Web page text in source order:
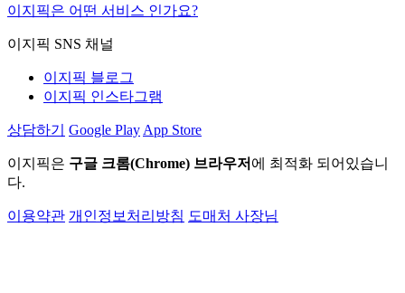
이지픽은 어떤 서비스 인가요?
이지픽 SNS 채널
이지픽 블로그
이지픽 인스타그램
상담하기 Google Play App Store
이지픽은 구글 크롬(Chrome) 브라우저 에 최적화 되어있습니
다.
이용약관 개인정보처리방침 도매처 사장님